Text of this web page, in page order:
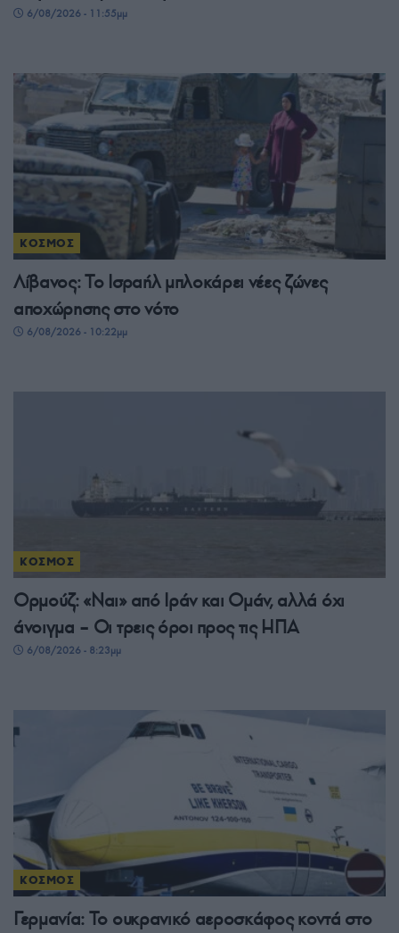
6/08/2026 - 11:55μμ
ΚΟΣΜΟΣ
Λίβανος: Το Ισραήλ μπλοκάρει νέες ζώνες
αποχώρησης στο νότο
6/08/2026 - 10:22μμ
ΚΟΣΜΟΣ
Ορμούζ: «Ναι» από Ιράν και Ομάν, αλλά όχι
άνοιγμα – Οι τρεις όροι προς τις ΗΠΑ
6/08/2026 - 8:23μμ
ΚΟΣΜΟΣ
Γερμανία: Το ουκρανικό αεροσκάφος κοντά στο